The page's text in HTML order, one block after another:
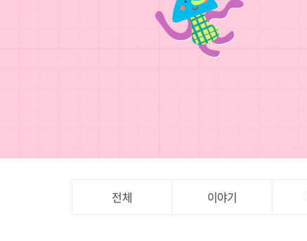
전체 이야기